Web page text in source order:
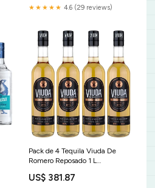
★★★★★ 4.6 (29 reviews)
Pack de 4 Tequila Viuda De
Romero Reposado 1 L
US$ 381.87